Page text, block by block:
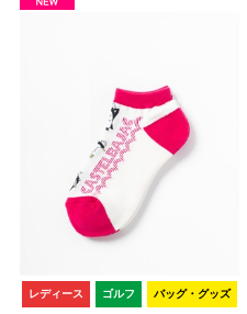
レディース ゴルフ バッグ・グッズ